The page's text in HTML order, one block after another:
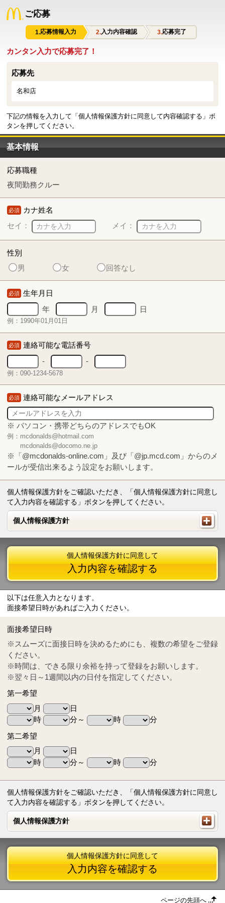
ご応募
応募情報入力 入力内容確認 応募完了
カンタン入力で応募完了！
応募先
名和店
下記の情報を入力して「個人情報保護方針に同意して内容確認する」ボ
タンを押してください。
基本情報
応募職種
夜間勤務クルー
必須 カナ姓名
セイ：
メイ：
性別
男
女 回答なし
必須 生年月日
年
月 日
例：1990年01月01日
必須 連絡可能な電話番号
-
-
例：090-1234-5678
必須 連絡可能なメールアドレス
※ パソコン・携帯どちらのアドレスでもOK
例：mcdonalds@hotmail.com
mcdonalds@docomo.ne.jp
※「@mcdonalds-online.com」及び「@jp.mcd.com」からのメ
ールが受信出来るよう設定をお願いします。
個人情報保護方針をご確認いただき、「個人情報保護方針に同意し
て入力内容を確認する」ボタンを押してください。
個人情報保護方針
個人情報保護方針
Tel
0570-55-0314
個人情報保護方針に同意して
入力内容を確認する
以下は任意入力となります。
面接希望日時があればご入力ください。
面接希望日時
※スムーズに面接日時を決めるためにも、複数の希望をご登録
ください。
※時間は、できる限り余裕を持って登録をお願いします。
※翌々日～1週間以内の日付を指定してください。
第一希望
月
日
時
分～ 時
分
第二希望
月
日
時
分～ 時 分
個人情報保護方針をご確認いただき、「個人情報保護方針に同意し
て入力内容を確認する」ボタンを押してください。
個人情報保護方針
個人情報保護方針
個人情報保護方針に同意して
入力内容を確認する
ページの先頭へ